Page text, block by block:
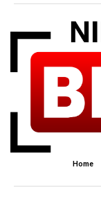
Home